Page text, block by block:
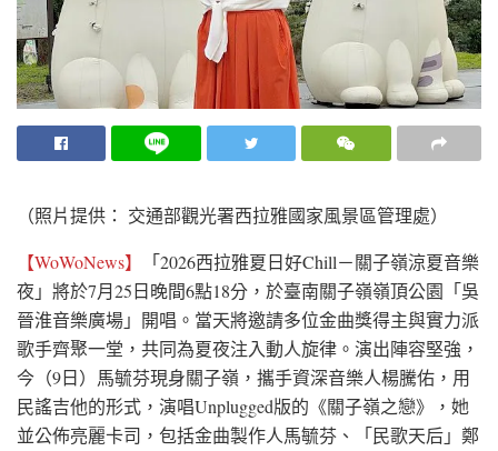
（照片提供： 交通部觀光署西拉雅國家風景區管理處）
【WoWoNews】
「2026西拉雅夏日好Chill－關子嶺涼夏音樂
夜」將於7月25日晚間6點18分，於臺南關子嶺嶺頂公園「吳
晉淮音樂廣場」開唱。當天將邀請多位金曲獎得主與實力派
歌手齊聚一堂，共同為夏夜注入動人旋律。演出陣容堅強，
今（9日）馬毓芬現身關子嶺，攜手資深音樂人楊騰佑，用
民謠吉他的形式，演唱Unplugged版的《關子嶺之戀》，她
並公佈亮麗卡司，包括金曲製作人馬毓芬、「民歌天后」鄭